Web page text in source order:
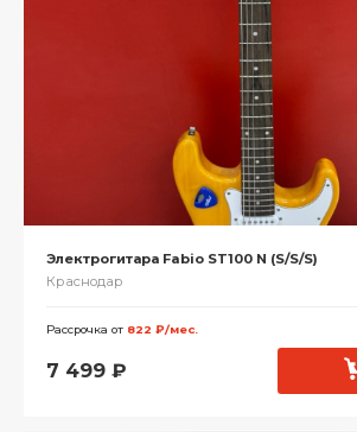
Электрогитара Fabio ST100 N (S/S/S)
Краснодар
Рассрочка от 822 ₽/мес.
7 499 ₽